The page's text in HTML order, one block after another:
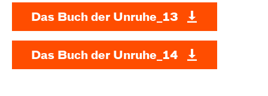
Das Buch der Unruhe_13
Das Buch der Unruhe_14